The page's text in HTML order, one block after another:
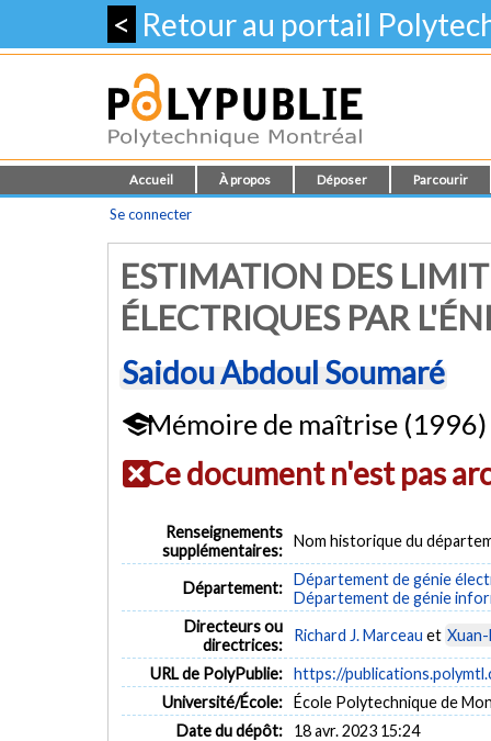
< Retour au portail
Accueil À propos Déposer Parcourir
Se connecter
ESTIMATION DES
ÉLECTRIQUES PAR
Saidou Abdoul Soumaré
Mémoire de maîtrise (1996)
Ce document n'est pas
Renseignements
supplémentaires:
Nom historique du
Département: Département de génie
Département de génie
Directeurs ou
directrices:
Richard J. Marceau et
URL de PolyPublie: https://
Université/École: École Polytechnique de
Date du dépôt:
18 avr. 2023 15:24